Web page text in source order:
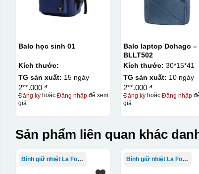
Balo học sinh 01
Kích thước:
TG sản xuất: 15 ngày
2**.000 ₫
Đăng kýhoặc Đăng nhậpđể xem
giá
Balo laptop Dohago –
BLLT502
Kích thước: 30*15*41
TG sản xuất: 10 ngày
2**.000 ₫
Đăng ký hoặcĐăng nhập
giá
Sản phẩm liên quan khác
Bình giữ nhiệt La Fonte Bình giữ nhiệt La Fonte